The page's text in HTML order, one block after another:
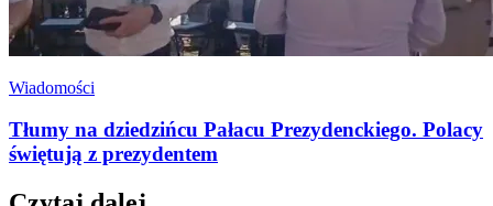
Wiadomości
Tłumy na dziedzińcu Pałacu Prezydenckiego. Polacy
świętują z prezydentem